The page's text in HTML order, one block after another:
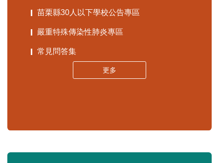
苗栗縣30人以下學校公告專區
嚴重特殊傳染性肺炎專區